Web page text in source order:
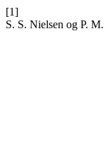
[1]
S. S. Nielsen og P.